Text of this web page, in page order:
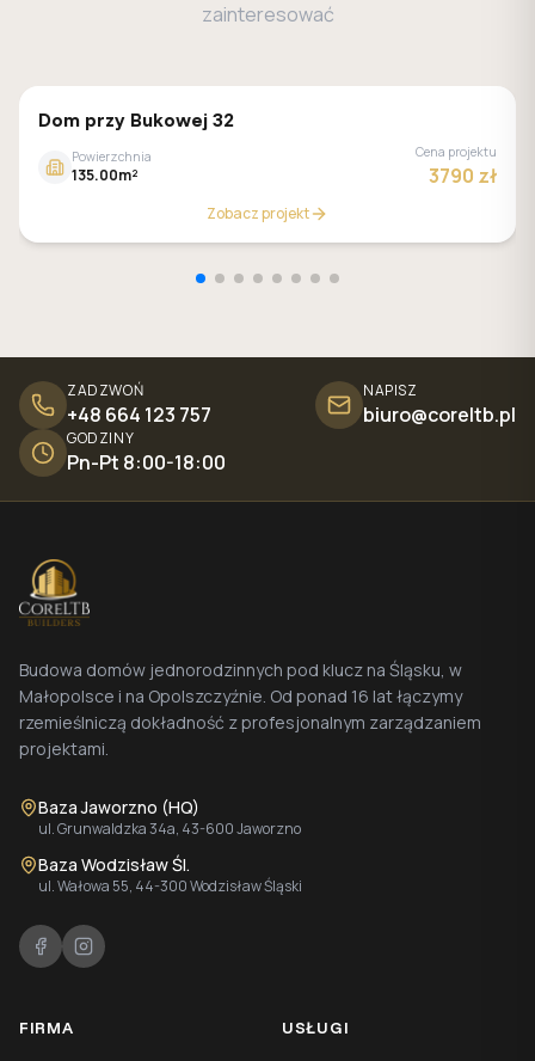
zainteresować
GALERIA DOMÓW
Dom przy Bukowej 32
Powierzchnia
135.00m²
Cena projektu
3790 zł
Zobacz projekt
ZADZWOŃ
+48 664 123 757
NAPISZ
biuro@coreltb.pl
GODZINY
Pn-Pt 8:00-18:00
Budowa domów jednorodzinnych pod klucz na Śląsku, w
Małopolsce i na Opolszczyźnie. Od ponad 16 lat łączymy
rzemieślniczą dokładność z profesjonalnym zarządzaniem
projektami.
Baza Jaworzno (HQ)
ul. Grunwaldzka 34a, 43-600 Jaworzno
Baza Wodzisław Śl.
ul. Wałowa 55, 44-300 Wodzisław Śląski
FIRMA USŁUGI